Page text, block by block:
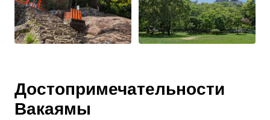
Достопримечательности
Вакаямы